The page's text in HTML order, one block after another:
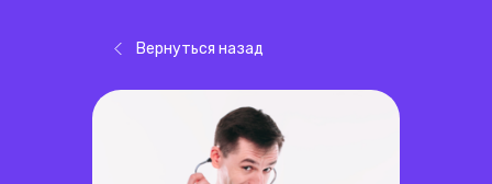
Вернуться назад